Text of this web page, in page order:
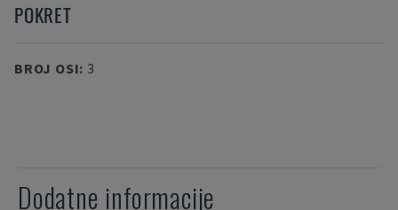
POKRET
BROJ OSI: 3
Dodatne informacije